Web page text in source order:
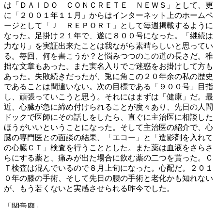
は「ＤＡＩＤＯ ＣＯＮＣＲＥＴＥ ＮＥＷＳ」として、更
に「２００１年１１月」からはインターネット上のホームペ
ージとして「Ｊ ＲＥＰＯＲＴ」として毎週掲載するように
なった。足掛け２１年で、遂に８００号になった。「継続は
力なり」を実証出来たことは我ながら素晴らしいと思ってい
る。毎回、何を書こうか？と悩みつつのこの道の長さだ。稚
拙な文章もあった。また実名入りでご迷惑をお掛けして方も
あった。失敗続きだったが、兎に角この２０年余の私の歴史
であることは間違いない。次の目標である「９００号」目指
し、頑張っていこうと思う。それにはまずは「健康」だ。最
近、心臓が急に締め付けられることが度々あり、先日の人間
ドックで医師にその話しをしたら、直ぐに主治医に相談した
ほうがいいということになった。そして主治医の紹介で、心
臓の専門医との面談の結果、「エコー」と「造影剤を入れて
の心臓ＣＴ」検査を行うこととした。また薬は血液をさらさ
らにする薬と、痛みが出た場合に飲む薬の二つを貰った。Ｃ
Ｔ検査は混んでいるので８月上旬になった。心配だ。２０１
０年の膝の手術、そして先日の腰の手術と老化かも知れない
が、もう若くないと実感させられる昨今でした。
「関帝廟」